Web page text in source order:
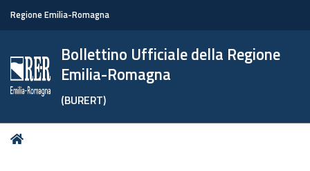
Regione Emilia-Romagna
Bollettino Ufficiale della Regione
Emilia-Romagna
(BURERT)
Tu